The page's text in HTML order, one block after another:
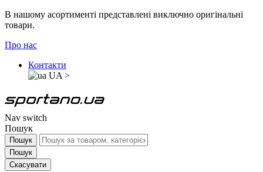
В нашому асортименті представлені виключно оригінальні
товари.
Про нас
Контакти
UA >
Nav switch
Пошук
Пошук
Пошук
Скасувати